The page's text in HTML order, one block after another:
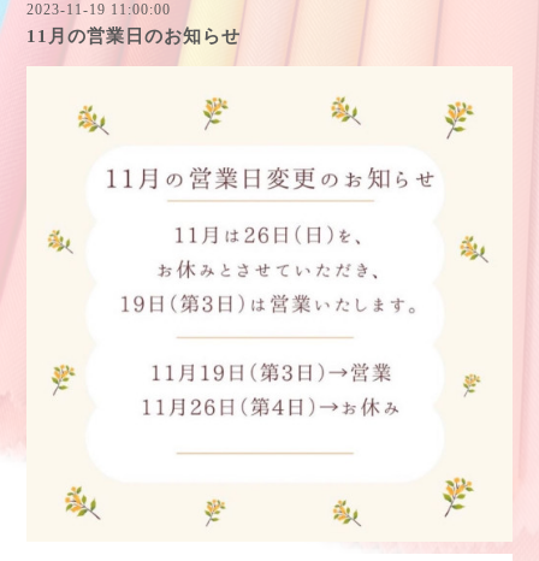
2023-11-19 11:00:00
11月の営業日のお知らせ